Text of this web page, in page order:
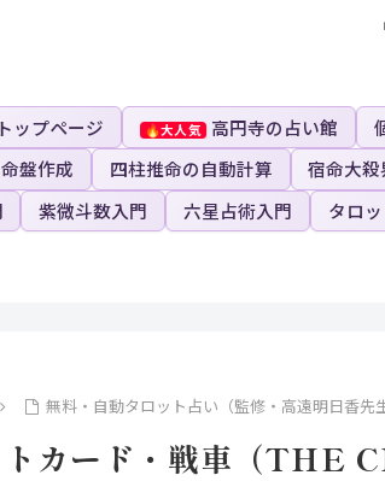
トップページ 高円寺の占い館
盤作成
四柱推命の自動計算 宿命大
紫微斗数入門 六星占術入門 タロ
無料・自動タロット占い（監修・高遠明日香先生
トカード・戦車（THE